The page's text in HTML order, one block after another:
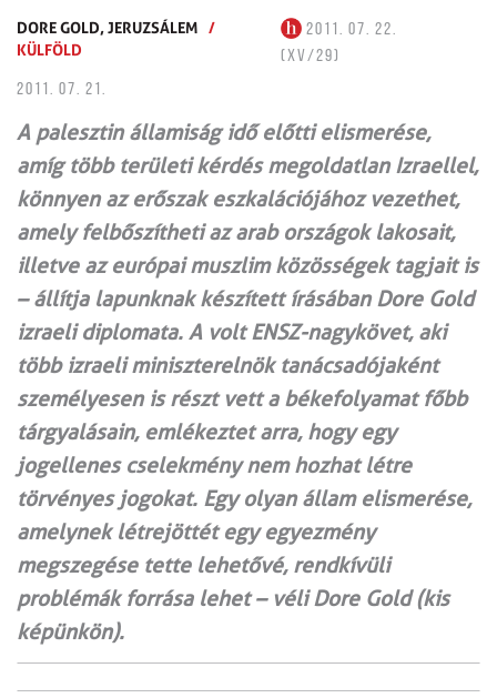
DORE GOLD,JERUZSÁLEM /
KÜLFÖLD
2011. 07. 22.
(XV/29)
2011. 07. 21.
A palesztin államiság idő előtti elismerése,
amíg több területi kérdés megoldatlan Izraellel,
könnyen az erőszak eszkalációjához vezethet,
amely felbőszítheti az arab országok lakosait,
illetve az európai muszlim közösségek tagjait is
– állítja lapunknak készített írásában Dore Gold
izraeli diplomata. A volt ENSZ-nagykövet, aki
több izraeli miniszterelnök tanácsadójaként
személyesen is részt vett a békefolyamat főbb
tárgyalásain, emlékeztet arra, hogy egy
jogellenes cselekmény nem hozhat létre
törvényes jogokat. Egy olyan állam elismerése,
amelynek létrejöttét egy egyezmény
megszegése tette lehetővé, rendkívüli
problémák forrása lehet – véli Dore Gold (kis
képünkön).